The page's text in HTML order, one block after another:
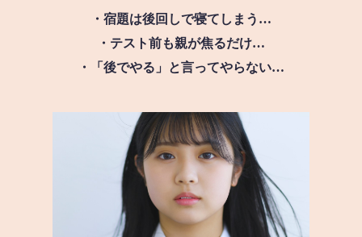
・宿題は後回しで寝てしまう…
・テスト前も親が焦るだけ…
・「後でやる」と言ってやらない…